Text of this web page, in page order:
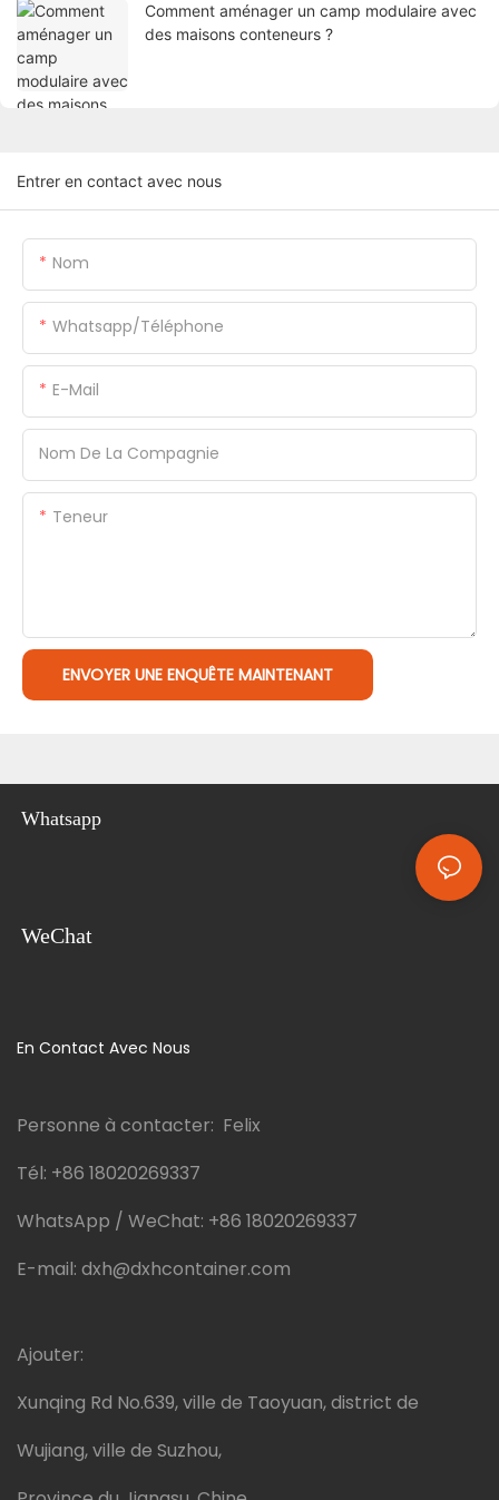
Comment aménager un camp modulaire avec
des maisons conteneurs ?
Entrer en contact avec nous
Nom
Whatsapp/Téléphone
E-Mail
Nom De La Compagnie
Teneur
ENVOYER UNE ENQUÊTE MAINTENANT
Whatsapp
WeChat
En Contact Avec Nous
Personne à contacter: Felix
Tél: +86 18020269337
WhatsApp / WeChat: +86 18020269337
E-mail: dxh@dxhcontainer.com
Ajouter:
Xunqing Rd No.639, ville de Taoyuan, district de
Wujiang, ville de Suzhou,